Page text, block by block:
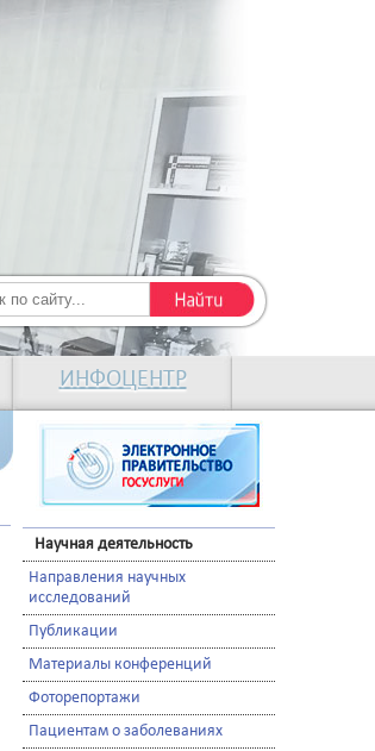
ИНФОЦЕНТР
Научная деятельность
Направления научных
исследований
Публикации
Материалы конференций
Фоторепортажи
Пациентам о заболеваниях